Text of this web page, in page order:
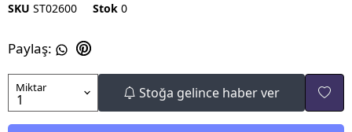
SKU ST02600 Stok 0
Paylaş:
Miktar Stoğa gelince haber ver